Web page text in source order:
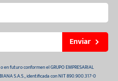
Enviar
futuro conformen el GRUPO EMPRESARIAL
S.A.S., identificada con NIT 890.900.317-0